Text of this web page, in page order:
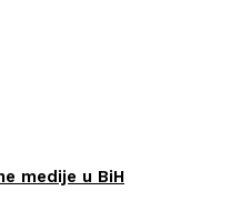
medije u BiH